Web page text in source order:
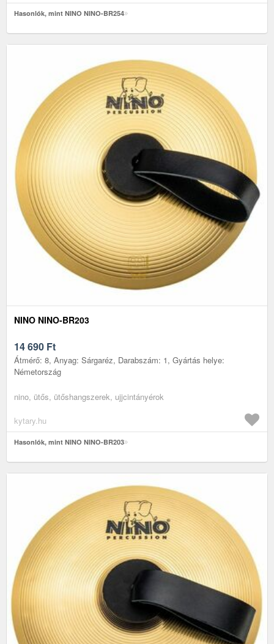
Hasonlók, mint NINO NINO-BR254
NINO NINO-BR203
14 690 Ft
Átmérő: 8, Anyag: Sárgaréz, Darabszám: 1, Gyártás helye:
Németország
nino, ütős, ütőshangszerek, ujjcintányérok
kytary.hu
Hasonlók, mint NINO NINO-BR203